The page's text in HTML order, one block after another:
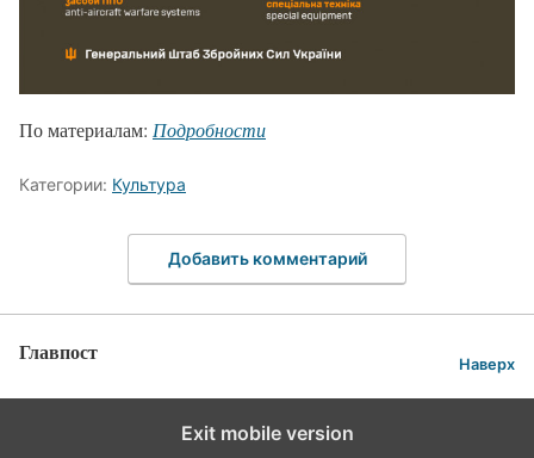
По материалам: Подробности
Категории: Культура
Добавить комментарий
Главпост Наверх
Exit mobile version